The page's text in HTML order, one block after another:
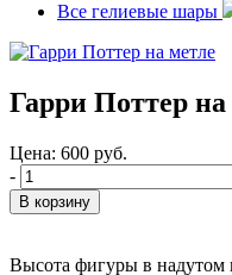
Все гелиевые шары
Гарри Поттер на
Цена: 600 руб.
-
Высота фигуры в надутом